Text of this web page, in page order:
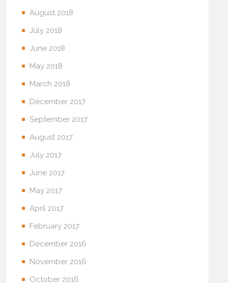
August 2018
July 2018
June 2018
May 2018
March 2018
December 2017
September 2017
August 2017
July 2017
June 2017
May 2017
April 2017
February 2017
December 2016
November 2016
October 2016